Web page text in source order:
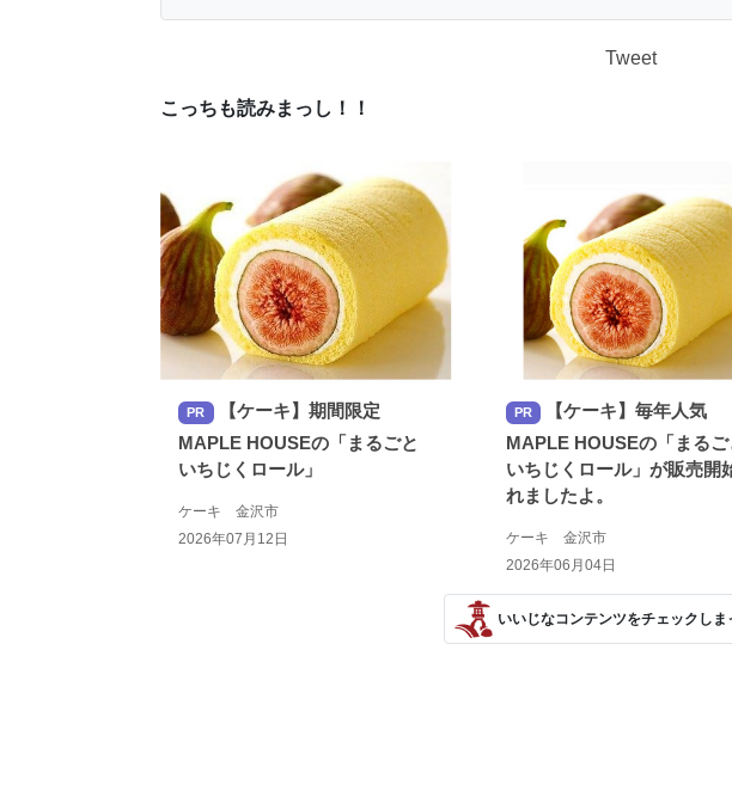
Tweet
こっちも読みまっし！！
PR
【ケーキ】期間限定
MAPLE HOUSEの「まるごと
いちじくロール」
ケーキ 金沢市
2026年07月12日
PR
【ケーキ】毎年人気
MAPLE HOUSEの「まるご
いちじくロール」が販売開
れましたよ。
ケーキ 金沢市
2026年06月04日
いいじなコンテンツをチェックしま